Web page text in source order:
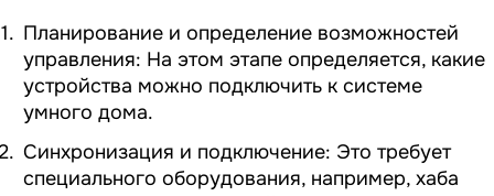
Планирование и определение возможностей
управления: На этом этапе определяется, какие
устройства можно подключить к системе
умного дома.
Синхронизация и подключение: Это требует
специального оборудования, например, хаба